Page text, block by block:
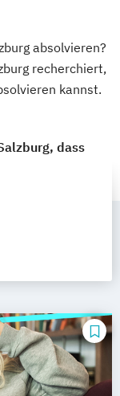
absolvieren?
recherchiert,
kannst.
dass